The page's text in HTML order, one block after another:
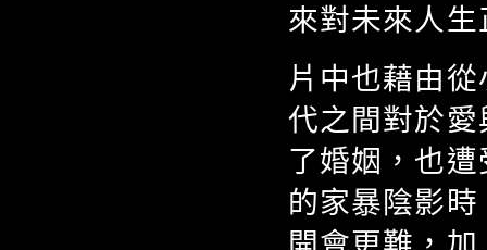
來對未來人
片中也藉由
代之間對於
了婚姻，也
的家暴陰影